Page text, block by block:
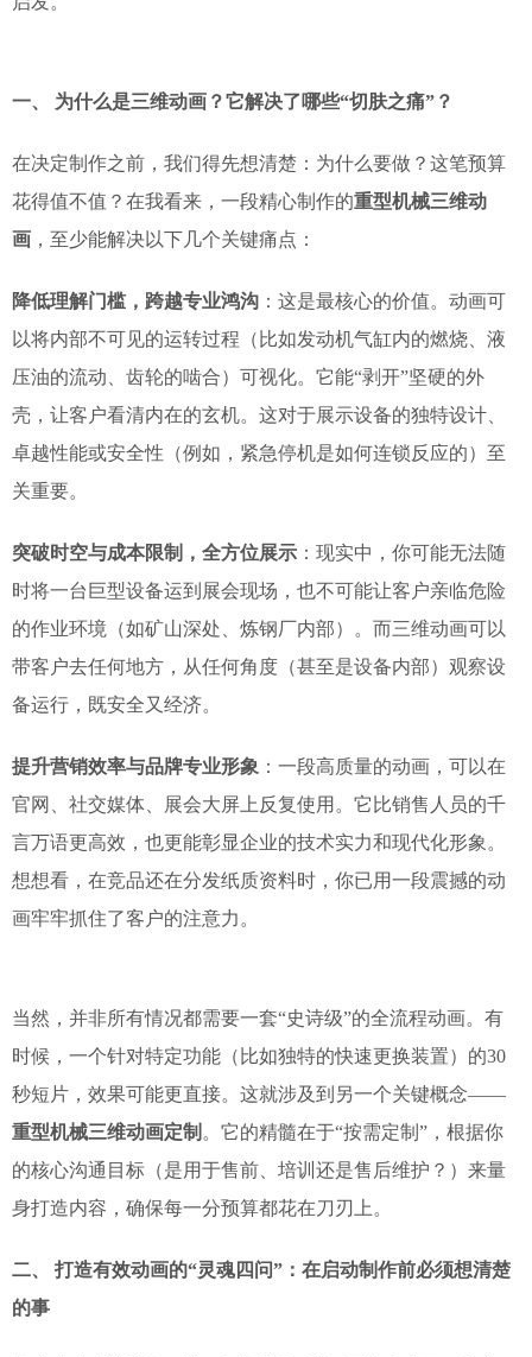
一、 为什么是三维动画？它解决了哪些“切肤之痛”？
在决定制作之前，我们得先想清楚：为什么要做？这笔预算
花得值不值？在我看来，一段精心制作的重型机械三维动
画 ，至少能解决以下几个关键痛点：
降低理解门槛，跨越专业鸿沟 ：这是最核心的价值。动画可
以将内部不可见的运转过程（比如发动机气缸内的燃烧、液
压油的流动、齿轮的啮合）可视化。它能“剥开”坚硬的外
壳，让客户看清内在的玄机。这对于展示设备的独特设计、
卓越性能或安全性（例如，紧急停机是如何连锁反应的）至
关重要。
突破时空与成本限制，全方位展示 ：现实中，你可能无法随
时将一台巨型设备运到展会现场，也不可能让客户亲临危险
的作业环境（如矿山深处、炼钢厂内部）。而三维动画可以
带客户去任何地方，从任何角度（甚至是设备内部）观察设
备运行，既安全又经济。
提升营销效率与品牌专业形象 ：一段高质量的动画，可以在
官网、社交媒体、展会大屏上反复使用。它比销售人员的千
言万语更高效，也更能彰显企业的技术实力和现代化形象。
想想看，在竞品还在分发纸质资料时，你已用一段震撼的动
画牢牢抓住了客户的注意力。
当然，并非所有情况都需要一套“史诗级”的全流程动画。有
时候，一个针对特定功能（比如独特的快速更换装置）的30
秒短片，效果可能更直接。这就涉及到另一个关键概念——
重型机械三维动画定制 。它的精髓在于“按需定制”，根据你
的核心沟通目标（是用于售前、培训还是售后维护？）来量
身打造内容，确保每一分预算都花在刀刃上。
二、 打造有效动画的“灵魂四问”：在启动制作前必须想清楚
的事